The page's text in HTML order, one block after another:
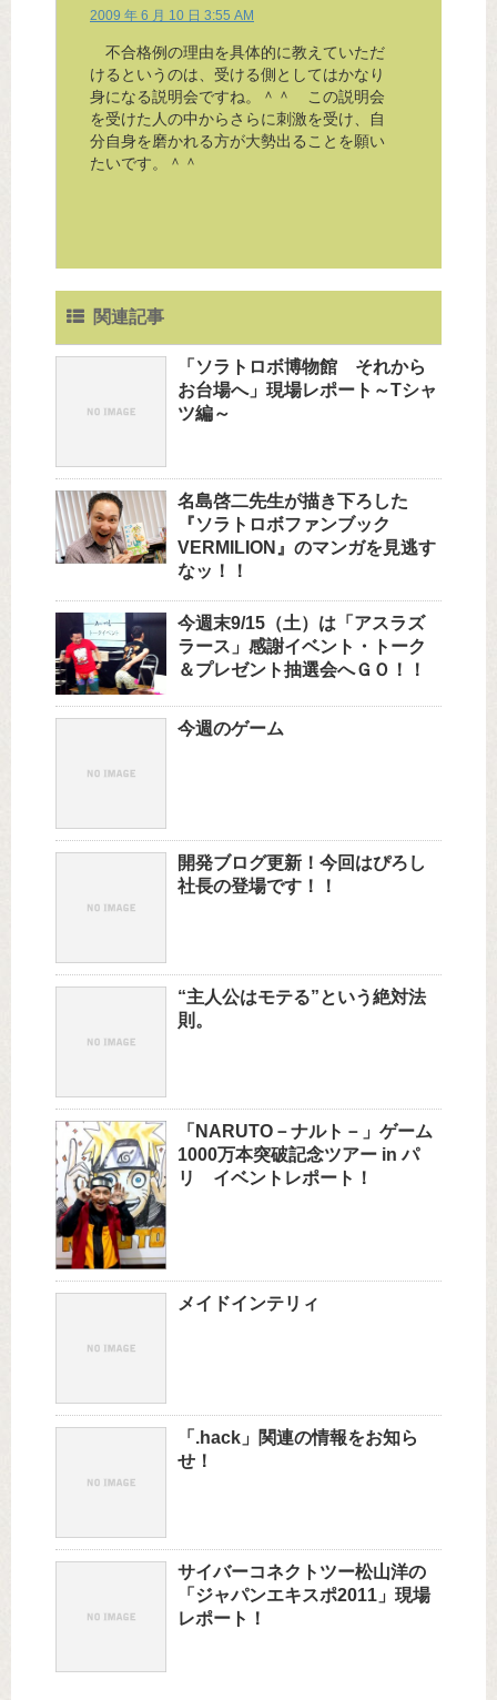
2009 年 6 月 10 日 3:55 AM
不合格例の理由を具体的に教えていただ
けるというのは、受ける側としてはかなり
身になる説明会ですね。＾＾ この説明会
を受けた人の中からさらに刺激を受け、自
分自身を磨かれる方が大勢出ることを願い
たいです。＾＾
関連記事
「ソラトロボ博物館 それから
お台場へ」現場レポート～Tシャ
ツ編～
名島啓二先生が描き下ろした
『ソラトロボファンブック
VERMILION』のマンガを見逃す
なッ！！
今週末9/15（土）は「アスラズ
ラース」感謝イベント・トーク
＆プレゼント抽選会へＧＯ！！
今週のゲーム
開発ブログ更新！今回はぴろし
社長の登場です！！
“主人公はモテる”という絶対法
則。
「NARUTO－ナルト－」ゲーム
1000万本突破記念ツアー in パ
リ イベントレポート！
メイドインテリィ
「.hack」関連の情報をお知ら
せ！
サイバーコネクトツー松山洋の
「ジャパンエキスポ2011」現場
レポート！